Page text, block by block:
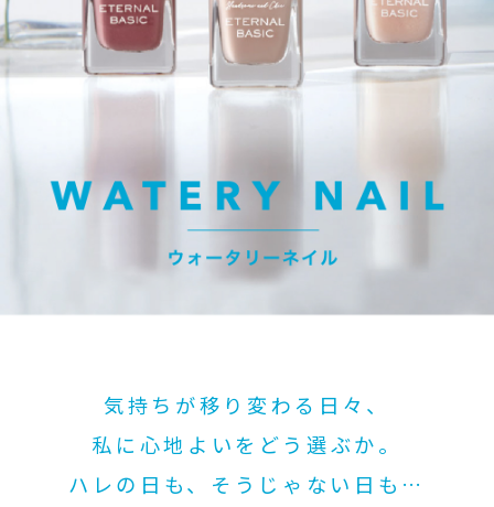
気持ちが移り変わる日々、
私に心地よいをどう選ぶか。
ハレの日も、そうじゃない日も…